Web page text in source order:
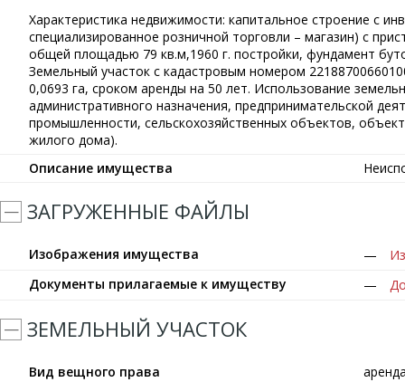
Характеристика недвижимости: капитальное строение с
специализированное розничной торговли – магазин) с
общей площадью 79 кв.м,1960 г. постройки, фундамент
Земельный участок с кадастровым номером
0,0693 га, сроком аренды на 50 лет. Использование
административного назначения, предпринимательской
промышленности, сельскохозяйственных объектов,
жилого дома).
Описание имущества
ЗАГРУЖЕННЫЕ ФАЙЛЫ
Изображения имущества
Документы прилагаемые к имуществу
ЗЕМЕЛЬНЫЙ УЧАСТОК
Вид вещного права